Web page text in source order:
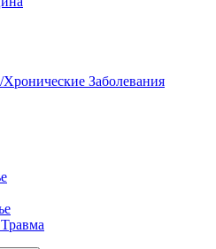
Заболевания